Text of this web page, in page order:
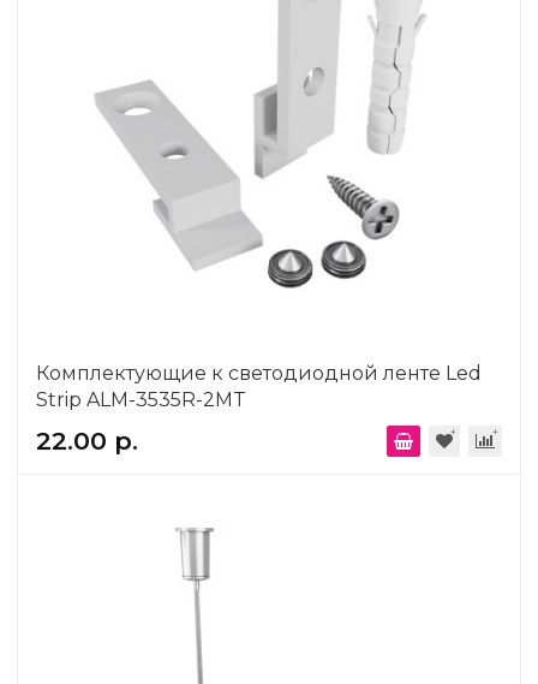
Комплектующие к светодиодной ленте Led
Strip ALM-3535R-2MT
22.00 р.